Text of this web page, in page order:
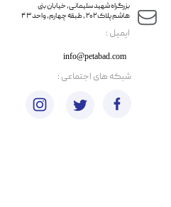
​ایمیل :
info@petabad.com
​​بزرگراه شهید سلیمانی، خیابان بنی
هاشم پلاک ۲۰۲ ، طبقه چهارم، واحد ۴۳
​شبکه های اجتماعی :